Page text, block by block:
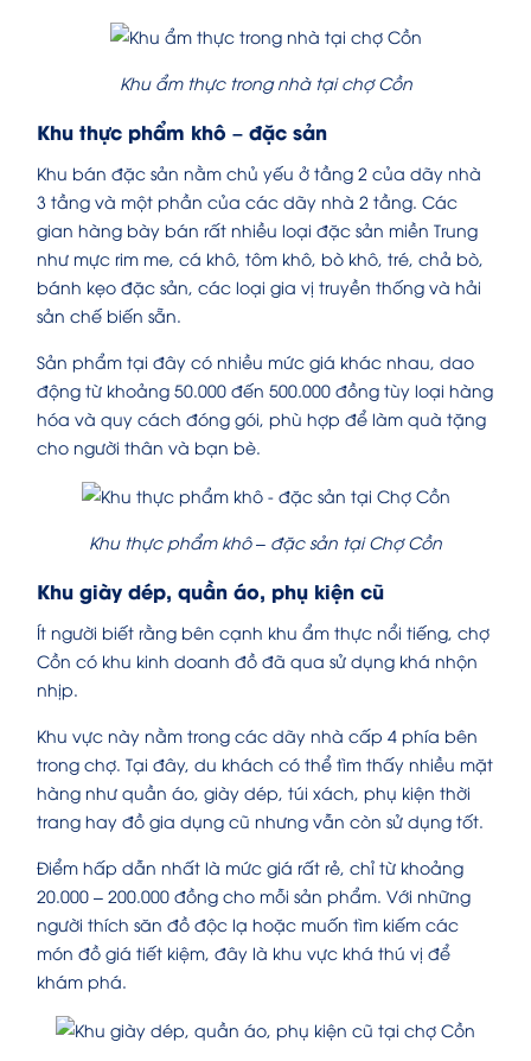
Khu ẩm thực trong nhà tại chợ Cồn
Khu thực phẩm khô – đặc sản
Khu bán đặc sản nằm chủ yếu ở tầng 2 của dãy nhà
3 tầng và một phần của các dãy nhà 2 tầng. Các
gian hàng bày bán rất nhiều loại đặc sản miền Trung
như mực rim me, cá khô, tôm khô, bò khô, tré, chả bò,
bánh kẹo đặc sản, các loại gia vị truyền thống và hải
sản chế biến sẵn.
Sản phẩm tại đây có nhiều mức giá khác nhau, dao
động từ khoảng 50.000 đến 500.000 đồng tùy loại hàng
hóa và quy cách đóng gói, phù hợp để làm quà tặng
cho người thân và bạn bè.
Khu thực phẩm khô – đặc sản tại Chợ Cồn
Khu giày dép, quần áo, phụ kiện cũ
Ít người biết rằng bên cạnh khu ẩm thực nổi tiếng, chợ
Cồn có khu kinh doanh đồ đã qua sử dụng khá nhộn
nhịp.
Khu vực này nằm trong các dãy nhà cấp 4 phía bên
trong chợ. Tại đây, du khách có thể tìm thấy nhiều mặt
hàng như quần áo, giày dép, túi xách, phụ kiện thời
trang hay đồ gia dụng cũ nhưng vẫn còn sử dụng tốt.
Điểm hấp dẫn nhất là mức giá rất rẻ, chỉ từ khoảng
20.000 – 200.000 đồng cho mỗi sản phẩm. Với những
người thích săn đồ độc lạ hoặc muốn tìm kiếm các
món đồ giá tiết kiệm, đây là khu vực khá thú vị để
khám phá.